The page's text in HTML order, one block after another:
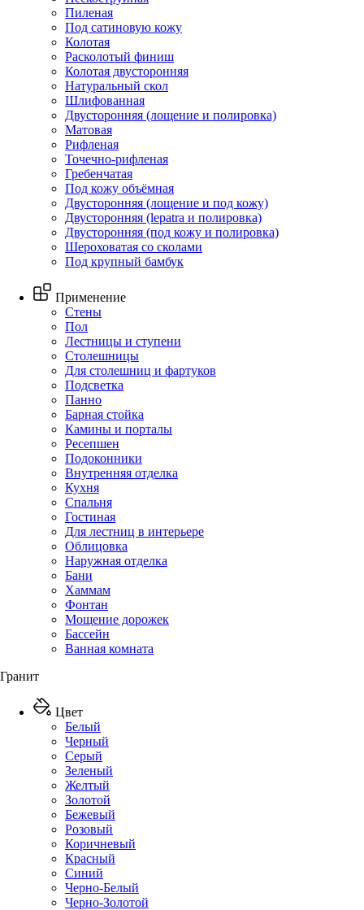
Пиленая
Под сатиновую кожу
Колотая
Расколотый финиш
Колотая двусторонняя
Натуральный скол
Шлифованная
Двусторонняя (лощение и полировка)
Матовая
Рифленая
Точечно-рифленая
Гребенчатая
Под кожу объёмная
Двусторонняя (лощение и под кожу)
Двусторонняя (lepatra и полировка)
Двусторонняя (под кожу и полировка)
Шероховатая со сколами
Под крупный бамбук
Применение
Стены
Пол
Лестницы и ступени
Столешницы
Для столешниц и фартуков
Подсветка
Панно
Барная стойка
Камины и порталы
Ресепшен
Подоконники
Внутренняя отделка
Кухня
Спальня
Гостиная
Для лестниц в интерьере
Облицовка
Наружная отделка
Бани
Хаммам
Фонтан
Мощение дорожек
Бассейн
Ванная комната
Гранит
Цвет
Белый
Черный
Серый
Зеленый
Желтый
Золотой
Бежевый
Розовый
Коричневый
Красный
Синий
Черно-Белый
Черно-Золотой